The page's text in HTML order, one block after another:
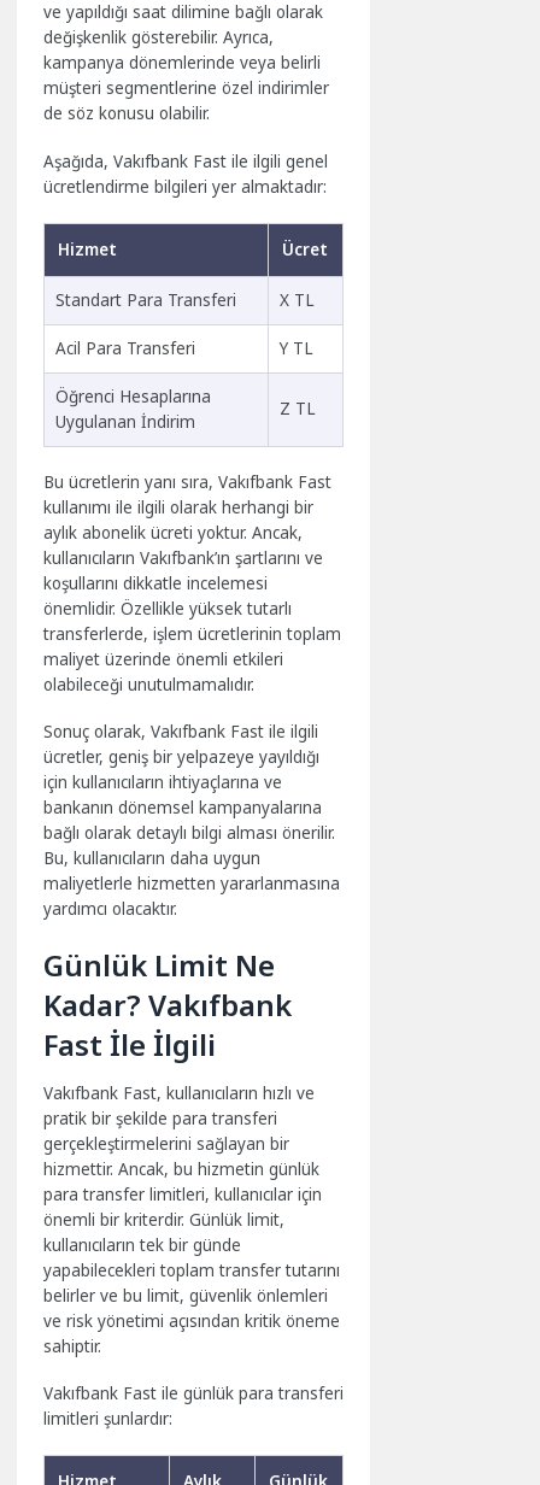
ve yapıldığı saat dilimine bağlı olarak
değişkenlik gösterebilir. Ayrıca,
kampanya dönemlerinde veya belirli
müşteri segmentlerine özel indirimler
de söz konusu olabilir.
Aşağıda, Vakıfbank Fast ile ilgili genel
ücretlendirme bilgileri yer almaktadır:
Hizmet Ücret
Standart Para Transferi X TL
Acil Para Transferi Y TL
Öğrenci Hesaplarına
Uygulanan İndirim
Z TL
Bu ücretlerin yanı sıra, Vakıfbank Fast
kullanımı ile ilgili olarak herhangi bir
aylık abonelik ücreti yoktur. Ancak,
kullanıcıların Vakıfbank’ın şartlarını ve
koşullarını dikkatle incelemesi
önemlidir. Özellikle yüksek tutarlı
transferlerde, işlem ücretlerinin toplam
maliyet üzerinde önemli etkileri
olabileceği unutulmamalıdır.
Sonuç olarak, Vakıfbank Fast ile ilgili
ücretler, geniş bir yelpazeye yayıldığı
için kullanıcıların ihtiyaçlarına ve
bankanın dönemsel kampanyalarına
bağlı olarak detaylı bilgi alması önerilir.
Bu, kullanıcıların daha uygun
maliyetlerle hizmetten yararlanmasına
yardımcı olacaktır.
Günlük Limit Ne
Kadar? Vakıfbank
Fast İle İlgili
Vakıfbank Fast, kullanıcıların hızlı ve
pratik bir şekilde para transferi
gerçekleştirmelerini sağlayan bir
hizmettir. Ancak, bu hizmetin günlük
para transfer limitleri, kullanıcılar için
önemli bir kriterdir. Günlük limit,
kullanıcıların tek bir günde
yapabilecekleri toplam transfer tutarını
belirler ve bu limit, güvenlik önlemleri
ve risk yönetimi açısından kritik öneme
sahiptir.
Vakıfbank Fast ile günlük para transferi
limitleri şunlardır: